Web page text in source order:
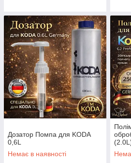
Дозатор Помпа для KODA
0,6L
Немає в наявності